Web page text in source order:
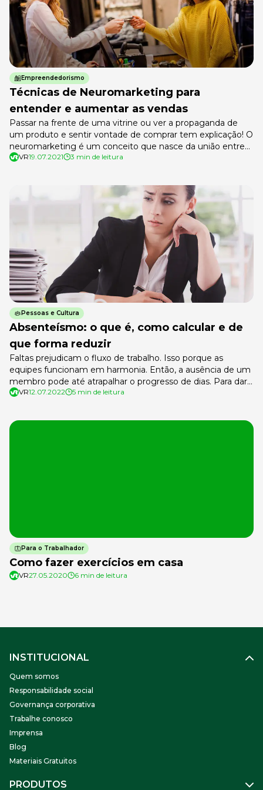
Empreendedorismo
Técnicas de Neuromarketing para
entender e aumentar as vendas
Passar na frente de uma vitrine ou ver a propaganda de
um produto e sentir vontade de comprar tem explicação! O
neuromarketing é um conceito que nasce da união entre
neurologia e marketing com o objetivo de entender como
VR19.07.2021 3 min de leitura
Pessoas e Cultura
Absenteísmo: o que é, como calcular e de
que forma reduzir
Faltas prejudicam o fluxo de trabalho. Isso porque as
equipes funcionam em harmonia. Então, a ausência de um
membro pode até atrapalhar o progresso de dias. Para dar
conta dessa situação, foi criado o conceito de absenteísmo.
como o índice de […]
VR12.07.2022 5 min de leitura
Para o Trabalhador
Como fazer exercícios em casa
VR27.05.2020 6 min de leitura
INSTITUCIONAL
Quem somos
Responsabilidade social
Governança corporativa
Trabalhe conosco
Imprensa
Blog
Materiais Gratuitos
PRODUTOS